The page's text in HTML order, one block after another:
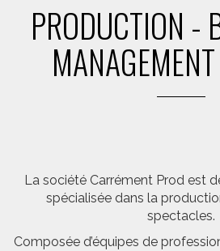
PRODUCTION -
La société Carrément Prod est
spécialisée dans la
spectacles.
Composée d’équipes de